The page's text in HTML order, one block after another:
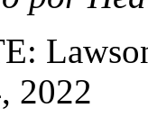
2022